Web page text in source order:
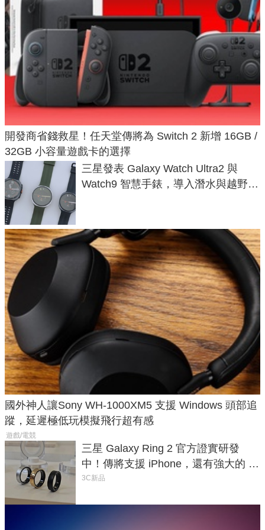
開發商省錢救星！任天堂傳將為 Switch 2 新增 16GB /
32GB 小容量遊戲卡的選擇
三星發表 Galaxy Watch Ultra2 與
Watch9 智慧手錶，導入潛水與越野跑
國外神人讓Sony WH-1000XM5 支援 Windows 頭部追
蹤，延遲極低玩模擬飛行超有感
遊戲/電競
三星 Galaxy Ring 2 官方證實研發
中！傳將支援 iPhone，還有強大的 AI
與智慧家電連動功能
3C新品